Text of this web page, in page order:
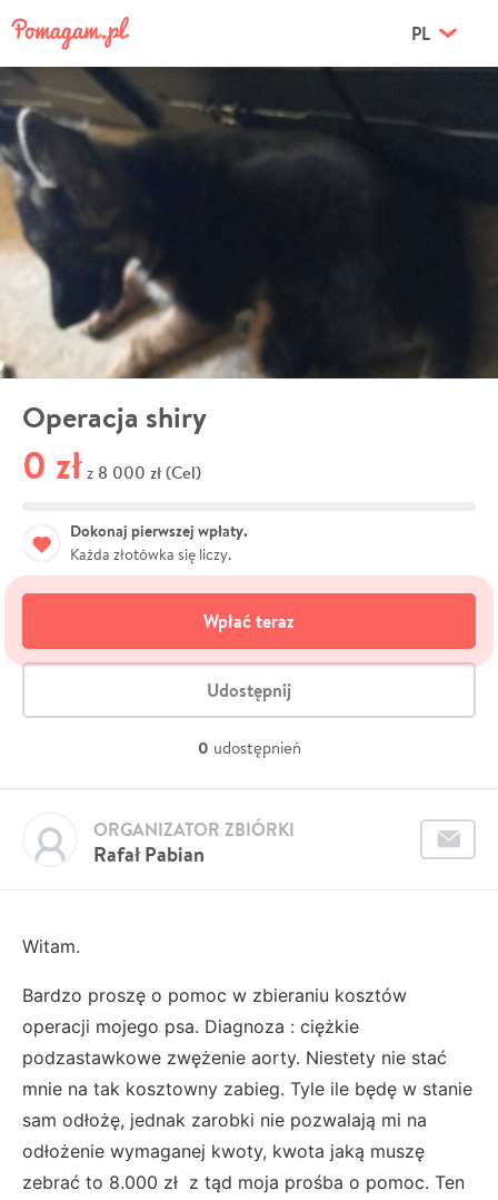
PL
Operacja shiry
0 zł z 8 000 zł (Cel)
Dokonaj pierwszej wpłaty.
Każda złotówka się liczy.
Wpłać teraz
Udostępnij
0 udostępnień
Rafał Pabian
ORGANIZATOR ZBIÓRKI
Witam.
Bardzo proszę o pomoc w zbieraniu kosztów
operacji mojego psa. Diagnoza : ciężkie
podzastawkowe zwężenie aorty. Niestety nie stać
mnie na tak kosztowny zabieg. Tyle ile będę w stanie
sam odłożę, jednak zarobki nie pozwalają mi na
odłożenie wymaganej kwoty, kwota jaką muszę
zebrać to 8.000 zł z tąd moja prośba o pomoc. Ten